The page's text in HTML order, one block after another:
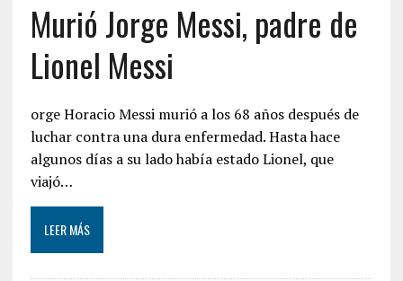
Murió Jorge Messi, padre de
Lionel Messi
orge Horacio Messi murió a los 68 años después de
luchar contra una dura enfermedad. Hasta hace
algunos días a su lado había estado Lionel, que
viajó…
LEER MÁS